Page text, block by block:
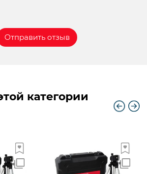
категории